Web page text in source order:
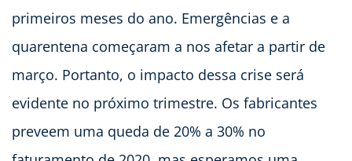
primeiros meses do ano. Emergências e a
quarentena começaram a nos afetar a partir de
março. Portanto, o impacto dessa crise será
evidente no próximo trimestre. Os fabricantes
preveem uma queda de 20% a 30% no